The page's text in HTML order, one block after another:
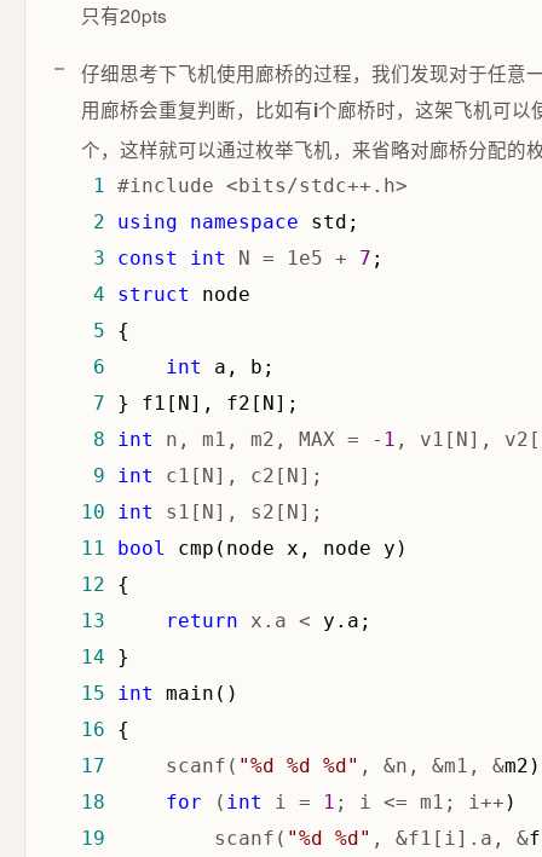
只有20pts
仔细思考下飞机使用廊桥的过程，我们发现对于任意
用廊桥会重复判断，比如有i个廊桥时，这架飞机可以
个，这样就可以通过枚举飞机，来省略对廊桥分配的
1
2
using namespace
3
const int N = 1e5 + 7
4
struct
5
6
int
7
8
int n, m1, m2, MAX = - 1 , v1[N],
9
int
c1[N],
10
int
s1[N],
11
bool
12
13
return x.a <
14
15
int
16
17
     scanf(
"%d %d %d " , &n, &m1, &
18
for ( int i = 1 ; i <= m1; i++
19
         scanf(
"%d %d " , &f1[i].a, &